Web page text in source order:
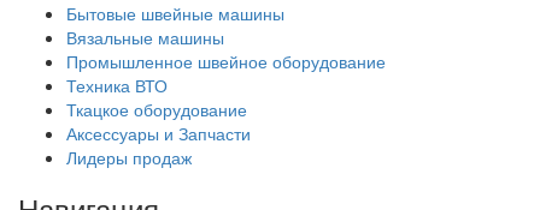
Бытовые швейные машины
Вязальные машины
Промышленное швейное оборудование
Техника ВТО
Ткацкое оборудование
Аксессуары и Запчасти
Лидеры продаж